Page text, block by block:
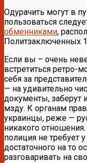
Одурачить могут в
пользоваться
обменниками,
Политзаключенных
Если вы – очень
встретиться
себя за
— на удивительно
документы, заберут
мзду. К органам
украинцы, реже —
никакого
полиция не требует
достаточного на то
разговаривать на